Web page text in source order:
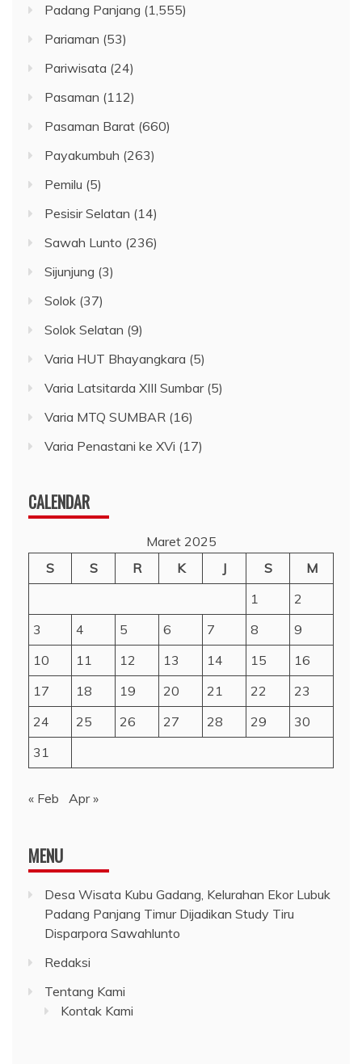
Padang Panjang (1,555)
Pariaman (53)
Pariwisata (24)
Pasaman (112)
Pasaman Barat (660)
Payakumbuh (263)
Pemilu (5)
Pesisir Selatan (14)
Sawah Lunto (236)
Sijunjung (3)
Solok (37)
Solok Selatan (9)
Varia HUT Bhayangkara (5)
Varia Latsitarda XIII Sumbar(5)
Varia MTQ SUMBAR (16)
Varia Penastani ke XVi (17)
CALENDAR
Maret 2025
S
S R K J S
M
1
2
3
4 5 6 7 8
9
10
11 12 13 14 15
16
17
18 19 20 21 22
23
24
25 26 27 28 29
30
31
« Feb Apr »
MENU
Desa Wisata Kubu Gadang, Kelurahan Ekor Lubuk
Padang Panjang Timur Dijadikan Study Tiru
Disparpora Sawahlunto
Redaksi
Tentang Kami
Kontak Kami